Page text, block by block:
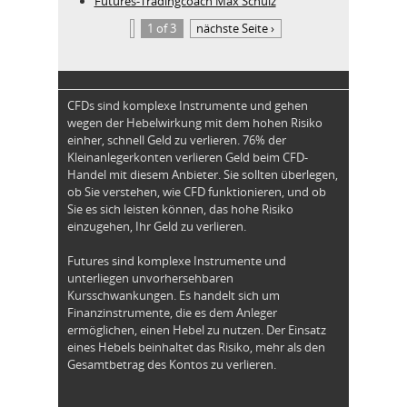
1 of 3
nächste Seite ›
CFDs sind komplexe Instrumente und gehen
wegen der Hebelwirkung mit dem hohen Risiko
einher, schnell Geld zu verlieren. 76% der
Kleinanlegerkonten verlieren Geld beim CFD-
Handel mit diesem Anbieter. Sie sollten überlegen,
ob Sie verstehen, wie CFD funktionieren, und ob
Sie es sich leisten können, das hohe Risiko
einzugehen, Ihr Geld zu verlieren.
Futures sind komplexe Instrumente und
unterliegen unvorhersehbaren
Kursschwankungen. Es handelt sich um
Finanzinstrumente, die es dem Anleger
ermöglichen, einen Hebel zu nutzen. Der Einsatz
eines Hebels beinhaltet das Risiko, mehr als den
Gesamtbetrag des Kontos zu verlieren.